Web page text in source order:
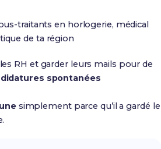
traitants en horlogerie, médical
de ta région
RH et garder leurs mails pour de
spontanées
simplement parce qu’il a gardé le